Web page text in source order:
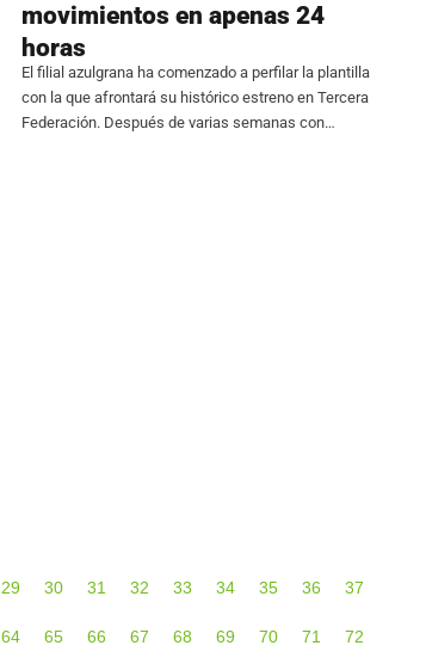
movimientos en apenas 24
horas
El filial azulgrana ha comenzado a perfilar la plantilla
con la que afrontará su histórico estreno en Tercera
Federación. Después de varias semanas con
29 30 31 32 33 34 35 36 37
64 65 66 67 68 69 70 71 72